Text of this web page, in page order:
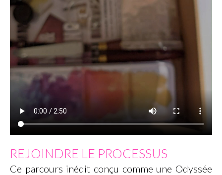
REJOINDRE LE PROCESSUS
Ce parcours inédit conçu comme une Odyssée